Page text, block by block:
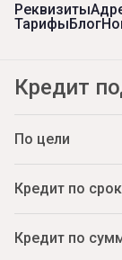
Реквизиты
ТарифыБлог
Кредит
По цели
Кредит по
Кредит по